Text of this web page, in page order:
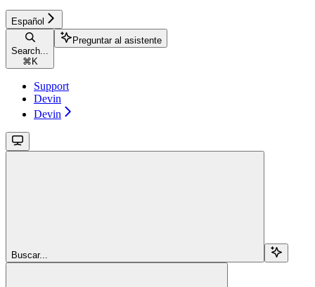
Español
Search...
⌘ K
Preguntar al asistente
Support
Devin
Devin
Buscar...